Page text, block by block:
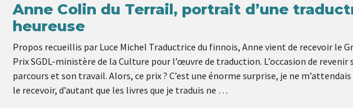
Anne Colin du Terrail, portrait d’une
heureuse
Propos recueillis par Luce Michel Traductrice du finnois, Anne vient de recevoir le
Prix SGDL-ministère de la Culture pour l’œuvre de traduction. L’occasion de revenir
parcours et son travail. Alors, ce prix ? C’est une énorme surprise, je ne m’attendais
le recevoir, d’autant que les livres que je traduis ne …